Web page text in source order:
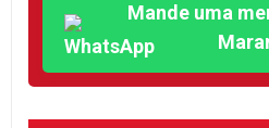
Mande uma